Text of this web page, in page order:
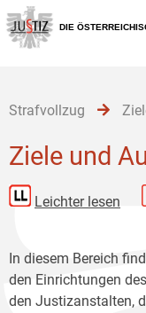
Zur
Hauptnavigation
[1]
Zum
Inhalt
[2]
Zum
Untermenü
[3]
DIE
Strafvollzug
Ziele und
Leichter lesen
In diesem Bereich
den Einrichtungen
den Justizanstalten,